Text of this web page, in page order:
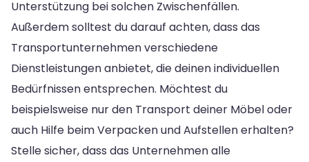
Unterstützung bei solchen Zwischenfällen.
Außerdem solltest du darauf achten, dass das
Transportunternehmen verschiedene
Dienstleistungen anbietet, die deinen individuellen
Bedürfnissen entsprechen. Möchtest du
beispielsweise nur den Transport deiner Möbel oder
auch Hilfe beim Verpacken und Aufstellen erhalten?
Stelle sicher, dass das Unternehmen alle